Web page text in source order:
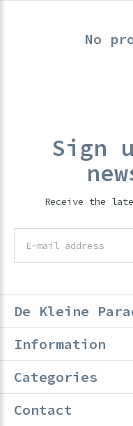
No
Sign
Receive the
De Kleine
Information
Categories
Contact